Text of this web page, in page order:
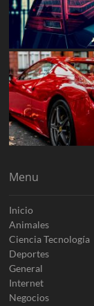
Menu
Inicio
Animales
Ciencia Tecnología
Deportes
General
Internet
Negocios